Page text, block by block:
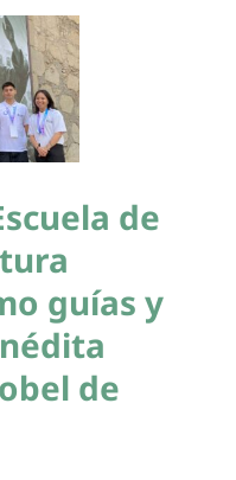
de
guías y
de